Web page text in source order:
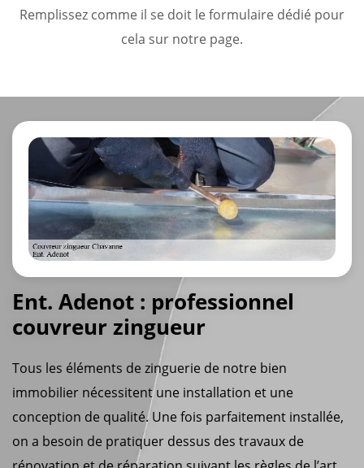
Remplissez comme il se doit le formulaire dédié pour
cela sur notre page.
Ent. Adenot : professionnel
couvreur zingueur
Tous les éléments de zinguerie de notre bien
immobilier nécessitent une installation et une
conception de qualité. Une fois parfaitement installée,
on a besoin de pratiquer dessus des travaux de